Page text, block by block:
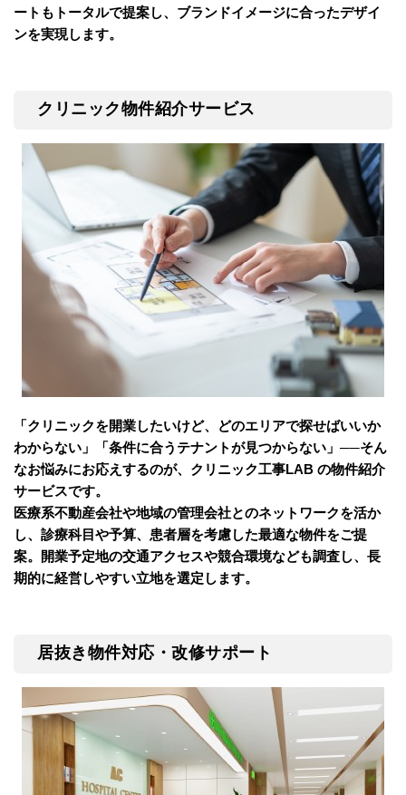
ートもトータルで提案し、ブランドイメージに合ったデザイ
ンを実現します。
クリニック物件紹介サービス
「クリニックを開業したいけど、どのエリアで探せばいいか
わからない」「条件に合うテナントが見つからない」──そん
なお悩みにお応えするのが、クリニック工事LAB の物件紹介
サービスです。
医療系不動産会社や地域の管理会社とのネットワークを活か
し、診療科目や予算、患者層を考慮した最適な物件をご提
案。開業予定地の交通アクセスや競合環境なども調査し、長
期的に経営しやすい立地を選定します。
居抜き物件対応・改修サポート